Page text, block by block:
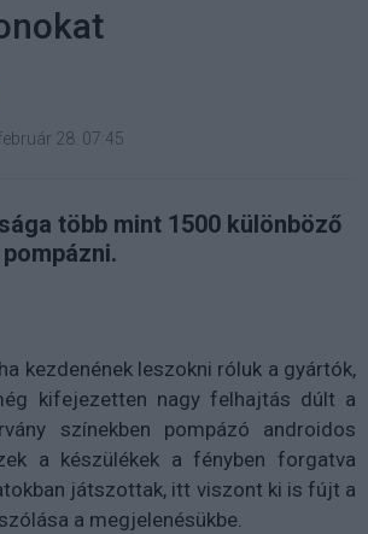
28. 07:45
több mint 1500 különböző
kezdenének leszokni róluk a gyártók,
kifejezetten nagy felhajtás dúlt a
színekben pompázó androidos
a készülékek a fényben forgatva
játszottak, itt viszont ki is fújt a
a megjelenésükbe.